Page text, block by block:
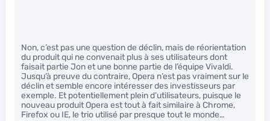
Non, c’est pas une question de déclin, mais de réorientation
du produit qui ne convenait plus à ses utilisateurs dont
faisait partie Jon et une bonne partie de l’équipe Vivaldi.
Jusqu’à preuve du contraire, Opera n’est pas vraiment sur le
déclin et semble encore intéresser des investisseurs par
exemple. Et potentiellement plein d’utilisateurs, puisque le
nouveau produit Opera est tout à fait similaire à Chrome,
Firefox ou IE, le trio utilisé par presque tout le monde…